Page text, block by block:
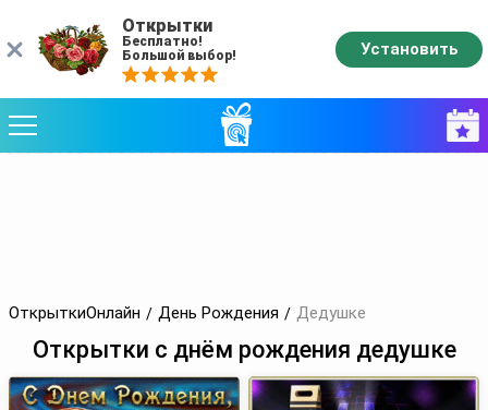
ОткрыткиОнлайн День Рождения Дедушке
Открытки с днём рождения дедушке
Открытки
Бесплатно!
Большой выбор!
Установить